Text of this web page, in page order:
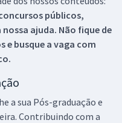
públicos,
nossa ajuda. Não fique de
e busque a vaga com
a sua Pós-graduação e
Contribuindo com a